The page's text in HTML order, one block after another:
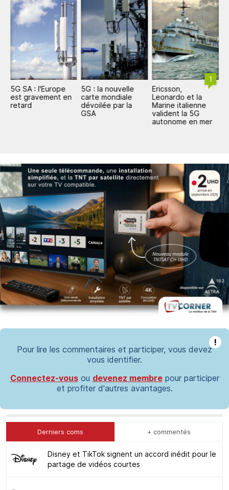
5G SA : l'Europe
est gravement en
retard
5G : la nouvelle
carte mondiale
dévoilée par la
GSA
1
Ericsson,
Leonardo et la
Marine italienne
valident la 5G
autonome en mer
!
Pour lire les commentaires et participer, vous devez
vous identifier.
Connectez-vousou devenez membrepour participer
et profiter d'autres avantages.
Derniers coms + commentés
Disney et TikTok signent un accord inédit pour le
partage de vidéos courtes